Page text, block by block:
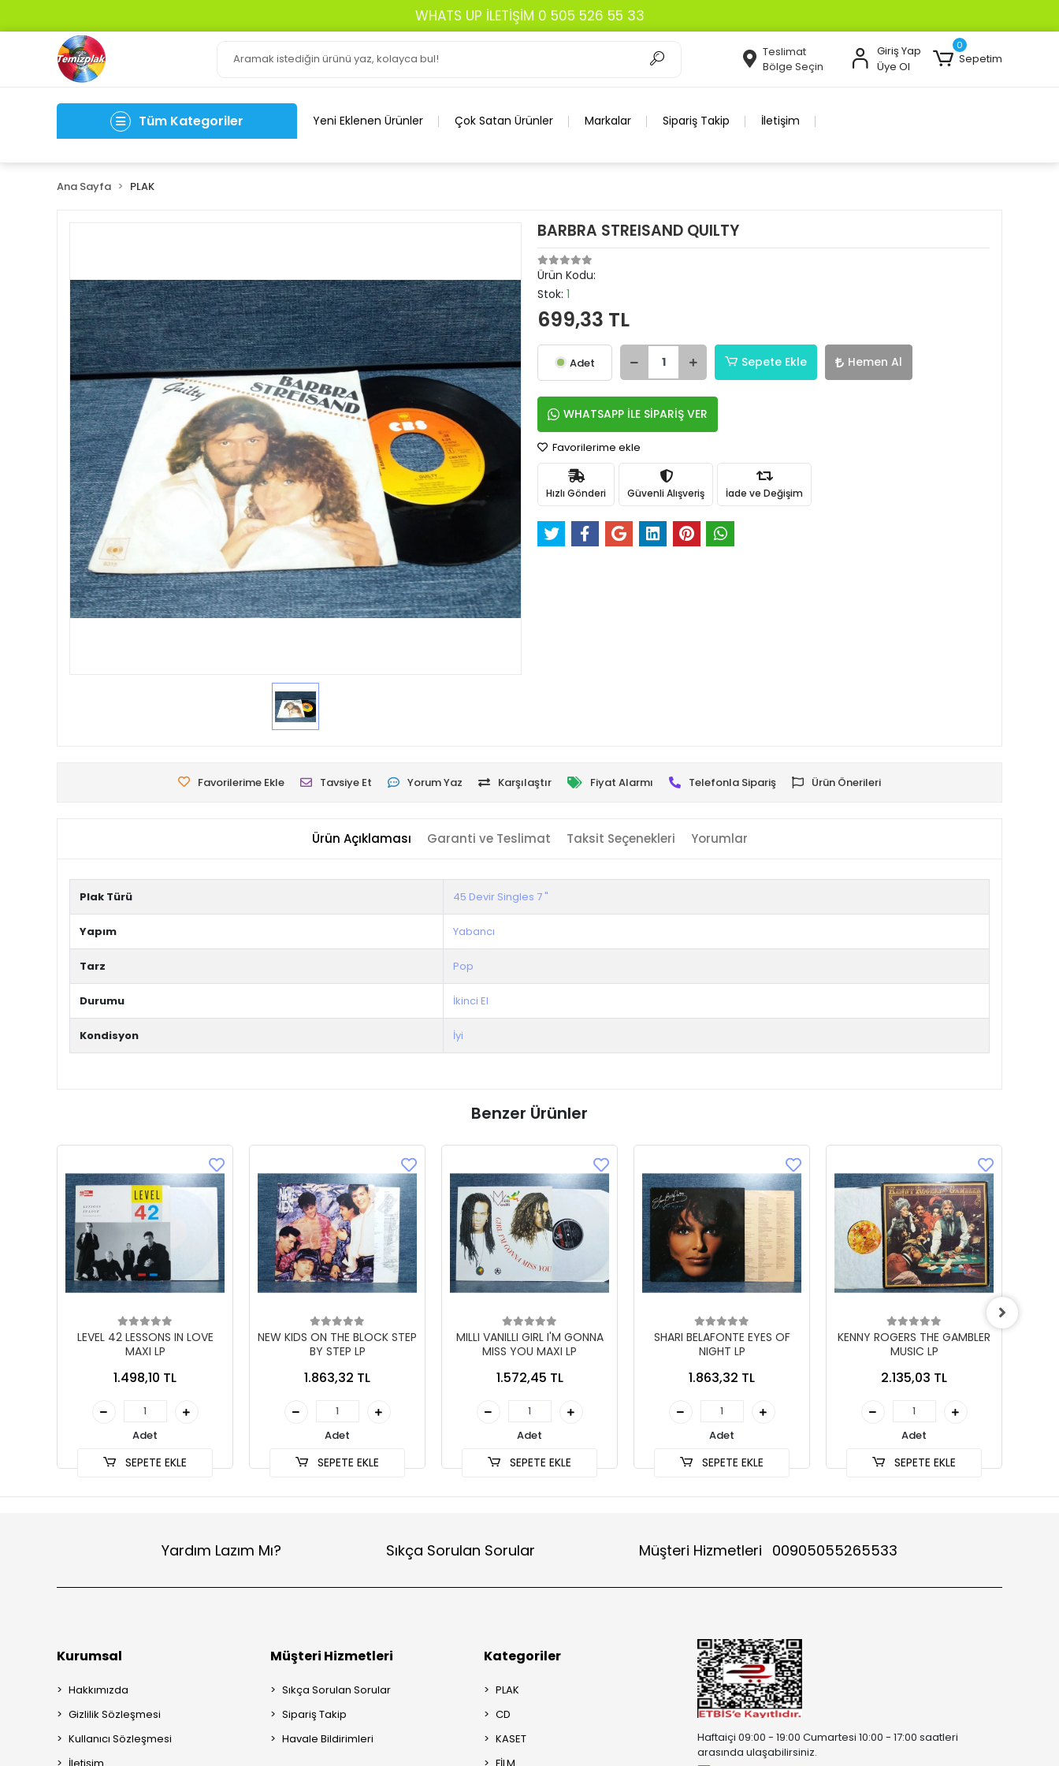
WHATS UP İLETİŞİM 0 505 526 55 33
Teslimat
Bölge Seçin
Giriş Yap
Üye Ol
0
Sepetim
Tüm Kategoriler Yeni Eklenen Ürünler Çok Satan Ürünler Markalar Sipariş Takip İletişim
Ana Sayfa PLAK
BARBRA STREISAND QUILTY
Ürün Kodu:
Stok: 1
699,33 TL
Adet Sepete Ekle Hemen Al
WHATSAPP İLE SİPARİŞ VER
Favorilerime ekle
Hızlı Gönderi Güvenli Alışveriş İade ve Değişim
Favorilerime Ekle Tavsiye Et Yorum Yaz Karşılaştır Fiyat Alarmı Telefonla Sipariş Ürün Önerileri
Ürün Açıklaması Garanti ve Teslimat Taksit Seçenekleri Yorumlar
Plak Türü 45 Devir Singles 7 "
Yapım Yabancı
Tarz Pop
Durumu İkinci El
Kondisyon İyi
Benzer Ürünler
LEVEL 42 LESSONS IN LOVE
MAXI LP
1.498,10 TL
Adet
SEPETE EKLE
NEW KIDS ON THE BLOCK STEP
BY STEP LP
1.863,32 TL
Adet
SEPETE EKLE
MILLI VANILLI GIRL I'M GONNA
MISS YOU MAXI LP
1.572,45 TL
Adet
SEPETE EKLE
SHARI BELAFONTE EYES OF
NIGHT LP
1.863,32 TL
Adet
SEPETE EKLE
KENNY ROGERS THE GAMBLER
MUSIC LP
2.135,03 TL
Adet
SEPETE EKLE
Yardım Lazım Mı? Sıkça Sorulan Sorular Müşteri Hizmetleri 00905055265533
Kurumsal
Hakkımızda
Gizlilik Sözleşmesi
Kullanıcı Sözleşmesi
Müşteri Hizmetleri
Sıkça Sorulan Sorular
Sipariş Takip
Havale Bildirimleri
Kategoriler
PLAK
CD
KASET
Haftaiçi 09:00 - 19:00 Cumartesi 10:00 - 17:00 saatleri
arasında ulaşabilirsiniz.